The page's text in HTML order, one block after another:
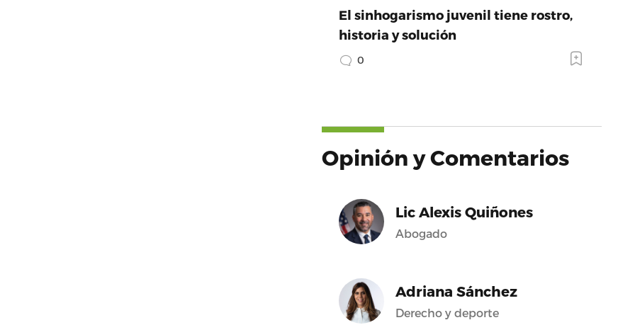
El sinhogarismo juvenil tiene rostro,
historia y solución
0
Opinión y Comentarios
Lic Alexis Quiñones
Abogado
Adriana Sánchez
Derecho y deporte